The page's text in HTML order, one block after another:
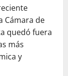
Cámara de
quedó fuera
más
y